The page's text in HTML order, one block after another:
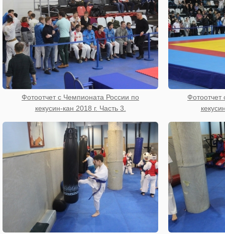
Фотоотчет с Чемпионата России по
кекусин-кан 2018 г. Часть 3.
Фотоотчет